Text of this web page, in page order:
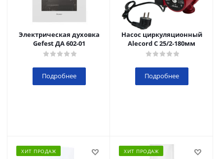
Электрическая духовка
Gefest ДА 602-01
Подробнее
Насос циркуляционный
Alecord C 25/2-180мм
Подробнее
ХИТ ПРОДАЖ ХИТ ПРОДАЖ